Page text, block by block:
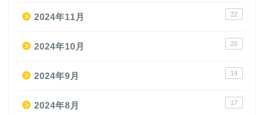
2024年11月 22
2024年10月 20
2024年9月 14
2024年8月 17